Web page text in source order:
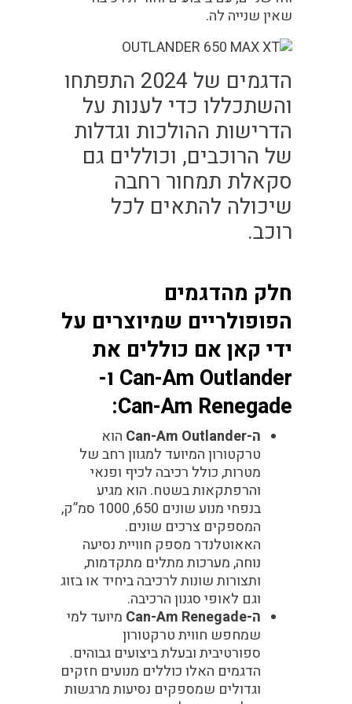
שאין שנייה לה.
הדגמים של 2024 התפתחו
והשתכללו כדי לענות על
הדרישות ההולכות וגדלות
של הרוכבים, וכוללים גם
סקאלת תמחור רחבה
שיכולה להתאים לכל
רוכב.
חלק מהדגמים
הפופולריים שמיוצרים על
ידי קאן אם כוללים את
Can-Am Outlander ו-
Can-Am Renegade:
ה-Can-Am Outlander
הוא
טרקטורון המיועד למגוון רחב של
מטרות, כולל רכיבה לכיף ופנאי
והרפתקאות בשטח. הוא מגיע
בנפחי מנוע שונים 650, 1000 סמ”ק,
המספקים צרכים שונים.
האאוטלנדר מספק חוויית נסיעה
נוחה, מערכות מתלים מתקדמות,
ותצורות שונות לרכיבה ביחיד או בזוג
וגם לאופי סגנון הרכיבה.
ה-Can-Am Renegade
מיועד למי
שמחפש חווית טרקטורון
ספורטיבית ובעלת ביצועים גבוהים.
הדגמים האלו כוללים מנועים חזקים
וגדולים שמספקים נסיעות מרגשות